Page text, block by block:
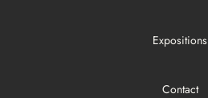
Expositions
Contact